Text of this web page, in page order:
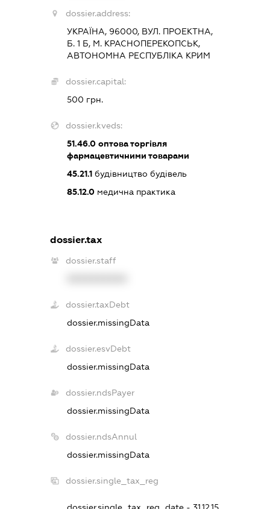
dossier.address:
УКРАЇНА, 96000, ВУЛ. ПРОЕКТНА,
Б. 1 Б, М. КРАСНОПЕРЕКОПСЬК,
АВТОНОМНА РЕСПУБЛІКА КРИМ
dossier.capital:
500 грн.
dossier.kveds:
51.46.0 оптова торгівля
фармацевтичними товарами
45.21.1 будівництво будівель
85.12.0 медична практика
dossier.tax
dossier.staff
dossier.taxDebt
dossier.missingData
dossier.esvDebt
dossier.missingData
dossier.ndsPayer
dossier.missingData
dossier.ndsAnnul
dossier.missingData
dossier.single_tax_reg
dossier.single_tax_reg_date - 31.12.15